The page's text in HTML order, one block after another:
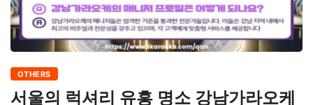
OTHERS
서울의 럭셔리 유흥 명소 강남가라오케